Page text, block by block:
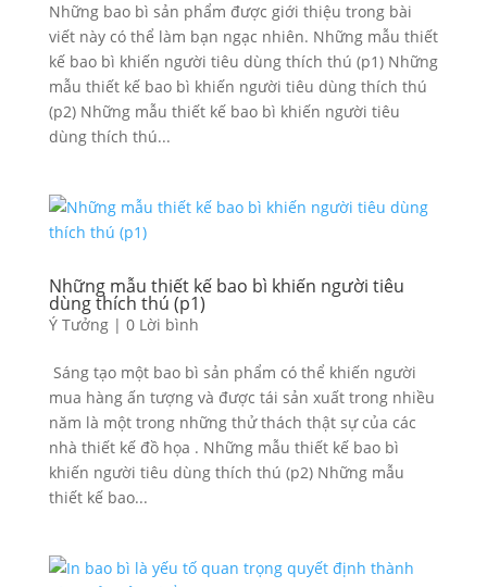
Những bao bì sản phẩm được giới thiệu trong bài
viết này có thể làm bạn ngạc nhiên. Những mẫu thiết
kế bao bì khiến người tiêu dùng thích thú (p1) Những
mẫu thiết kế bao bì khiến người tiêu dùng thích thú
(p2) Những mẫu thiết kế bao bì khiến người tiêu
dùng thích thú...
Những mẫu thiết kế bao bì khiến người tiêu
dùng thích thú (p1)
Ý Tưởng| 0 Lời bình
Sáng tạo một bao bì sản phẩm có thể khiến người
mua hàng ấn tượng và được tái sản xuất trong nhiều
năm là một trong những thử thách thật sự của các
nhà thiết kế đồ họa . Những mẫu thiết kế bao bì
khiến người tiêu dùng thích thú (p2) Những mẫu
thiết kế bao...